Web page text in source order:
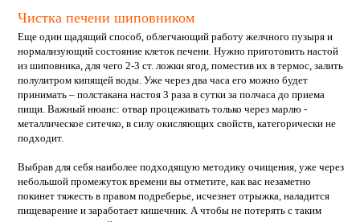
Чистка печени шиповником
Еще один щадящий способ, облегчающий работу желчного пузыря и
нормализующий состояние клеток печени. Нужно приготовить настой
из шиповника, для чего 2-3 ст. ложки ягод, поместив их в термос, залить
полулитром кипящей воды. Уже через два часа его можно будет
принимать – полстакана настоя 3 раза в сутки за полчаса до приема
пищи. Важный нюанс: отвар процеживать только через марлю -
металлическое ситечко, в силу окисляющих свойств, категорически не
подходит.
Выбрав для себя наиболее подходящую методику очищения, уже через
небольшой промежуток времени вы отметите, как вас незаметно
покинет тяжесть в правом подреберье, исчезнет отрыжка, наладится
пищеварение и заработает кишечник. А чтобы не потерять с таким